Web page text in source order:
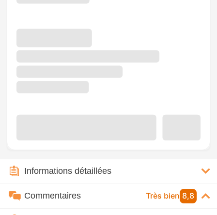
Informations détaillées
Commentaires Très bien 8,8